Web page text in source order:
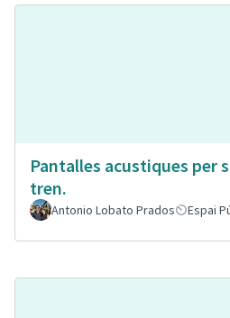
Pantalles acustiques per
tren.
Antonio Lobato Prados Espai